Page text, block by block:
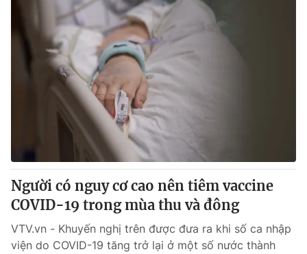
Người có nguy cơ cao nên tiêm vaccine
COVID-19 trong mùa thu và đông
VTV.vn - Khuyến nghị trên được đưa ra khi số ca nhập
viện do COVID-19 tăng trở lại ở một số nước thành